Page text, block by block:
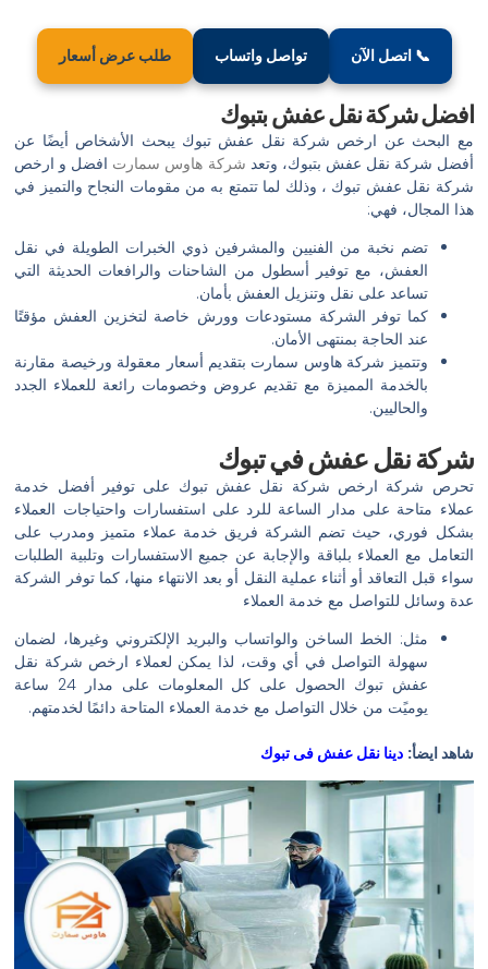
📞 اتصل الآن تواصل واتساب طلب عرض أسعار
افضل شركة نقل عفش بتبوك
مع البحث عن ارخص شركة نقل عفش تبوك يبحث الأشخاص أيضًا عن
أفضل شركة نقل عفش بتبوك، وتعد شركة هاوس سمارت افضل و ارخص
شركة نقل عفش تبوك ، وذلك لما تتمتع به من مقومات النجاح والتميز في
هذا المجال، فهي:
تضم نخبة من الفنيين والمشرفين ذوي الخبرات الطويلة في نقل
العفش، مع توفير أسطول من الشاحنات والرافعات الحديثة التي
تساعد على نقل وتنزيل العفش بأمان.
كما توفر الشركة مستودعات وورش خاصة لتخزين العفش مؤقتًا
عند الحاجة بمنتهى الأمان.
وتتميز شركة هاوس سمارت بتقديم أسعار معقولة ورخيصة مقارنة
بالخدمة المميزة مع تقديم عروض وخصومات رائعة للعملاء الجدد
والحاليين.
شركة نقل عفش في تبوك
تحرص شركة ارخص شركة نقل عفش تبوك على توفير أفضل خدمة
عملاء متاحة على مدار الساعة للرد على استفسارات واحتياجات العملاء
بشكل فوري، حيث تضم الشركة فريق خدمة عملاء متميز ومدرب على
التعامل مع العملاء بلباقة والإجابة عن جميع الاستفسارات وتلبية الطلبات
سواء قبل التعاقد أو أثناء عملية النقل أو بعد الانتهاء منها، كما توفر الشركة
عدة وسائل للتواصل مع خدمة العملاء
مثل: الخط الساخن والواتساب والبريد الإلكتروني وغيرها، لضمان
سهولة التواصل في أي وقت، لذا يمكن لعملاء ارخص شركة نقل
عفش تبوك الحصول على كل المعلومات على مدار 24 ساعة
يوميًت من خلال التواصل مع خدمة العملاء المتاحة دائمًا لخدمتهم.
شاهد ايضأ: دينا نقل عفش فى تبوك